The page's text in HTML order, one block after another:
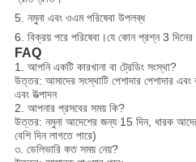
5. নমুনা এবং ওএম পরিষেবা উপলব্ধ
6. বিক্রয় পরে পরিষেবা।যে কোন প্রশ্ন 3 দিনের
FAQ
1. আপনি একটি কারখানা বা ট্রেডিং সংস্থা?
উত্তর: আমাদের সংস্থাটি পেশাদার পেশাদার এবং
এবং উত্পাদন
2. আপনার প্রসবের সময় কি?
উত্তর: নমুনা আদেশের জন্য 15 দিন, ধারক
বেশি দিন লাগতে পারে)
৩. ডেলিভারি কত সময় নেয়?